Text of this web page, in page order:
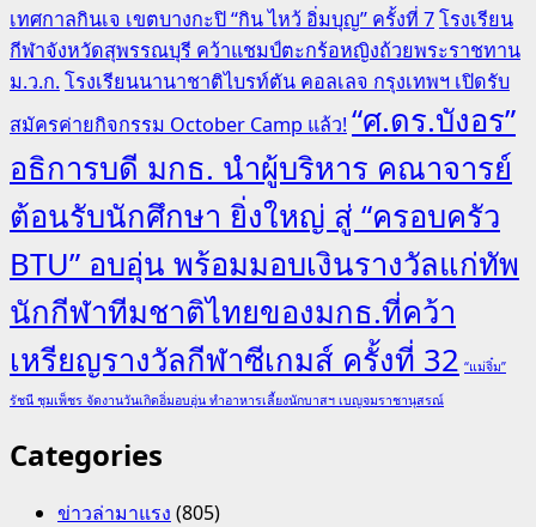
เทศกาลกินเจ เขตบางกะปิ “กิน ไหว้ อิ่มบุญ” ครั้งที่ 7โรงเรียน
กีฬาจังหวัดสุพรรณบุรี คว้าแชมป์ตะกร้อหญิงถ้วยพระราชทาน
ม.ว.ก.โรงเรียนนานาชาติไบรท์ตัน คอลเลจ กรุงเทพฯ เปิดรับ
สมัครค่ายกิจกรรม October Camp แล้ว!“ศ.ดร.บังอร”
อธิการบดี มกธ. นำผู้บริหาร คณาจารย์
ต้อนรับนักศึกษา ยิ่งใหญ่ สู่ “ครอบครัว
BTU” อบอุ่น พร้อมมอบเงินรางวัลแก่ทัพ
นักกีฬาทีมชาติไทยของมกธ.ที่คว้า
เหรียญรางวัลกีฬาซีเกมส์ ครั้งที่ 32 “แม่จิ๋ม”
รัชนี ชุมเพ็ชร จัดงานวันเกิดอิ่มอบอุ่น ทำอาหารเลี้ยงนักบาสฯ เบญจมราชานุสรณ์
Categories
ข่าวล่ามาแรง (805)